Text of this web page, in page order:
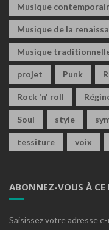
Musique
Musique de la
Musique
projet Punk
Rock 'n' roll
Soul style
tessiture voix
ABONNEZ-VOUS À CE
Saisissez votre adresse